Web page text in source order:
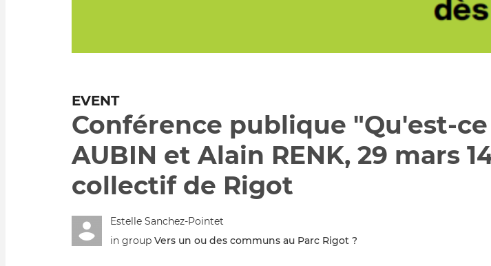
EVENT
Conférence publique "Qu'est-
AUBIN et Alain RENK, 29 mars
collectif de Rigot
Estelle Sanchez-Pointet
in group Vers un ou des communs au Parc Rigot ?